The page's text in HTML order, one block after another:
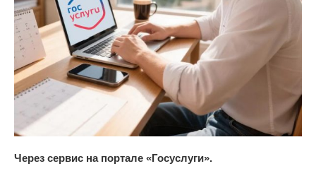
Через сервис на портале «Госуслуги».